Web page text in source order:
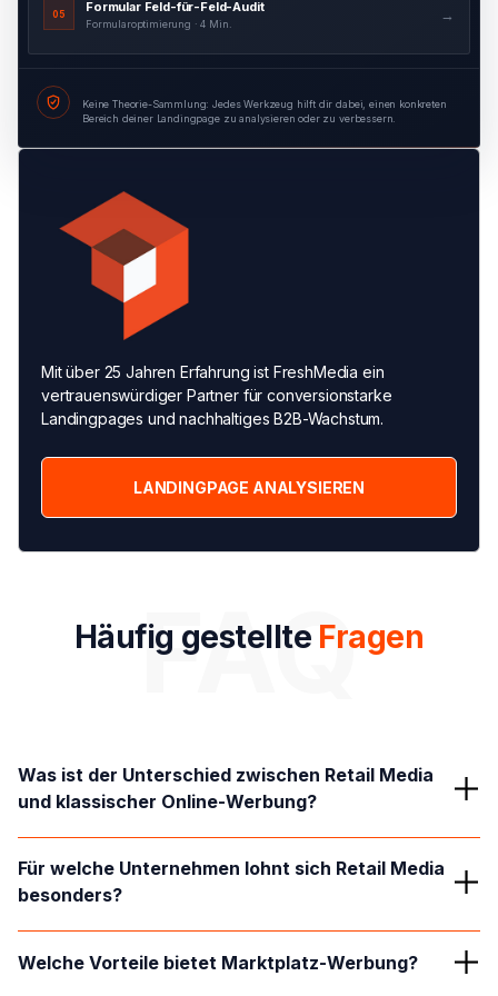
05
Formular Feld-für-Feld-Audit
Formularoptimierung · 4 Min.
→
Keine Theorie-Sammlung: Jedes Werkzeug hilft dir dabei, einen konkreten
Bereich deiner Landingpage zu analysieren oder zu verbessern.
Mit über 25 Jahren Erfahrung ist FreshMedia ein
vertrauenswürdiger Partner für conversionstarke
Landingpages und nachhaltiges B2B-Wachstum.
LANDINGPAGE ANALYSIEREN
Häufig gestellte Fragen
FAQ
Was ist der Unterschied zwischen Retail Media
und klassischer Online-Werbung?
und Aufmerksamkeit. Retail Media erreicht Nutzer
dagegen direkt innerhalb eines konkreten
Für welche Unternehmen lohnt sich Retail Media
besonders?
physischen Produkten profitieren von Retail Media. Vor
Welche Vorteile bietet Marktplatz-Werbung?